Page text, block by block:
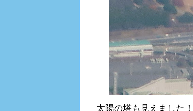
太陽の塔も見えました！